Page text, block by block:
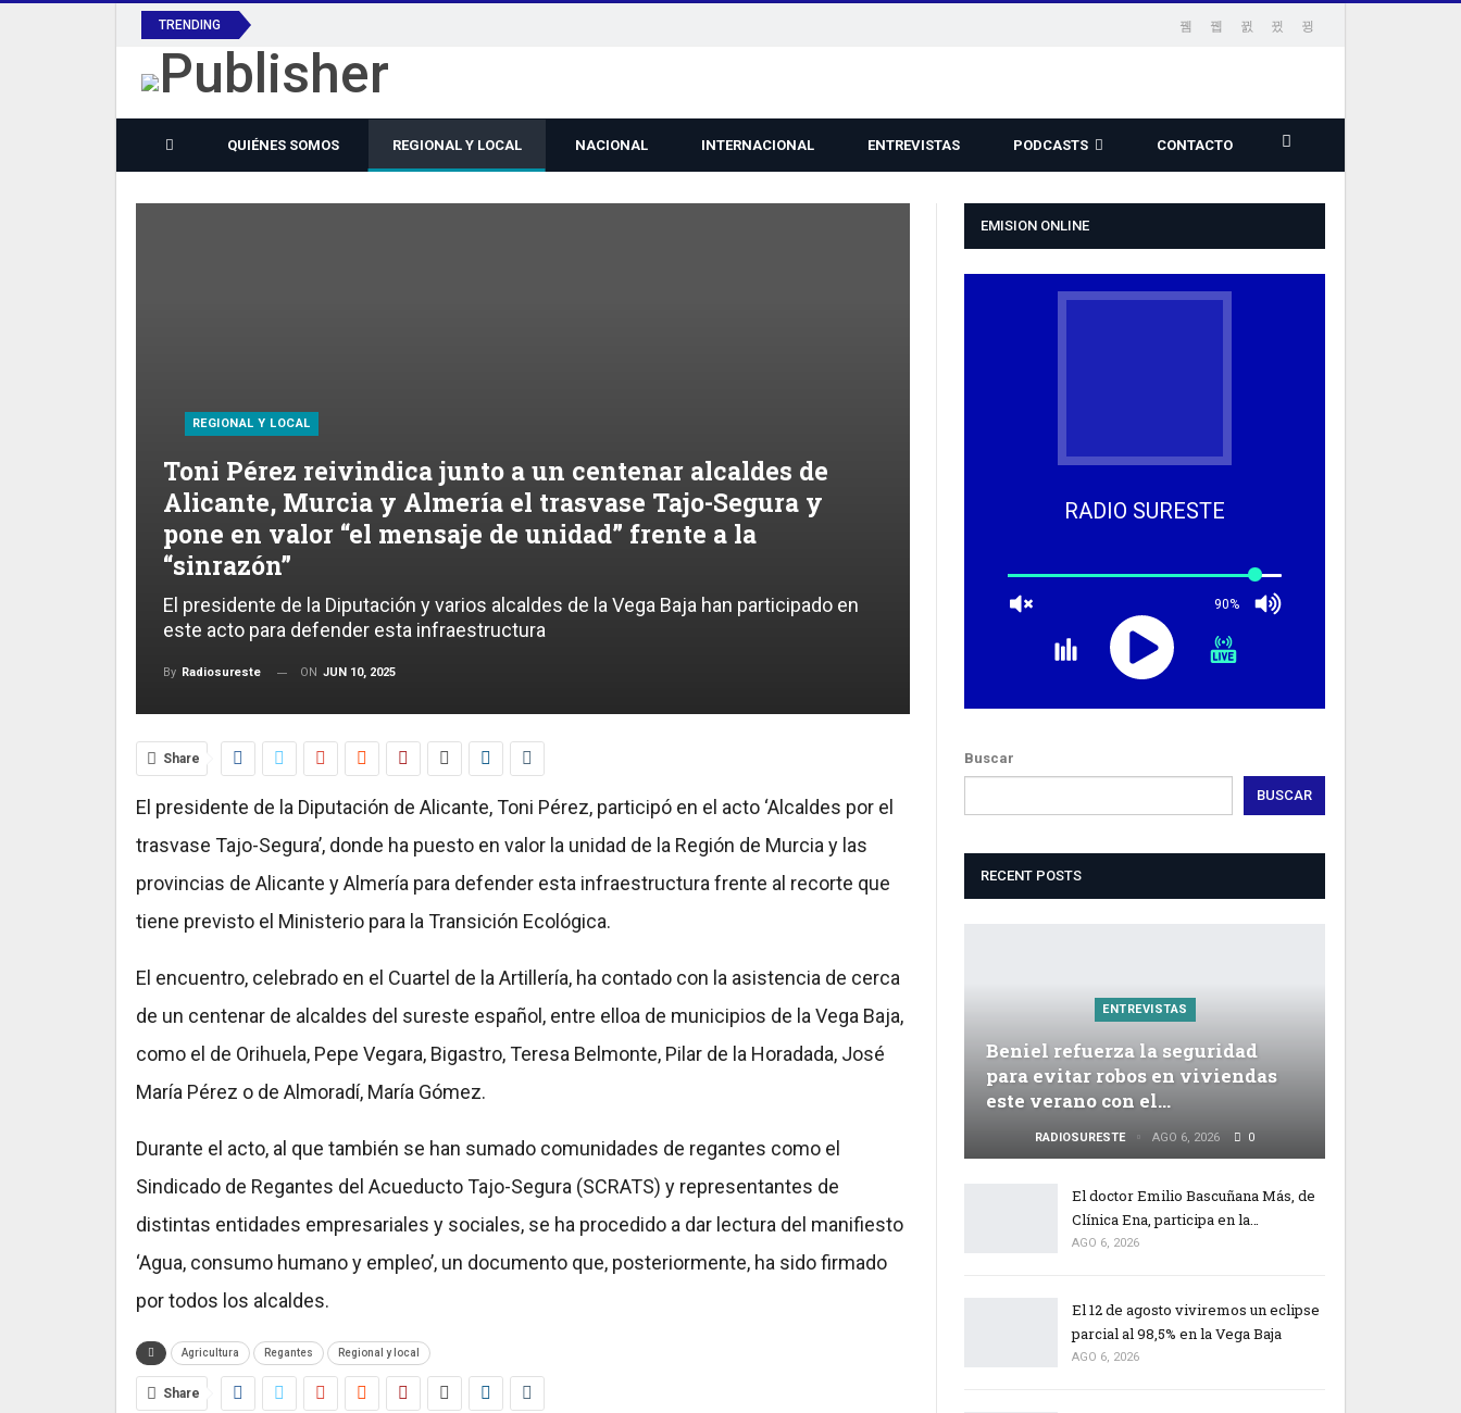
TRENDING
QUIÉNES SOMOS REGIONAL Y LOCAL NACIONAL INTERNACIONAL ENTREVISTAS PODCASTS CONTACTO
REGIONAL Y LOCAL
Toni Pérez reivindica junto a un centenar alcaldes de
Alicante, Murcia y Almería el trasvase Tajo-Segura y
pone en valor “el mensaje de unidad” frente a la
“sinrazón”
El presidente de la Diputación y varios alcaldes de la Vega Baja han participado en
este acto para defender esta infraestructura
By Radiosureste ON JUN 10, 2025
Share
El presidente de la Diputación de Alicante, Toni Pérez, participó en el acto ‘Alcaldes por el
trasvase Tajo-Segura’, donde ha puesto en valor la unidad de la Región de Murcia y las
provincias de Alicante y Almería para defender esta infraestructura frente al recorte que
tiene previsto el Ministerio para la Transición Ecológica.
El encuentro, celebrado en el Cuartel de la Artillería, ha contado con la asistencia de cerca
de un centenar de alcaldes del sureste español, entre elloa de municipios de la Vega Baja,
como el de Orihuela, Pepe Vegara, Bigastro, Teresa Belmonte, Pilar de la Horadada, José
María Pérez o de Almoradí, María Gómez.
Durante el acto, al que también se han sumado comunidades de regantes como el
Sindicado de Regantes del Acueducto Tajo-Segura (SCRATS) y representantes de
distintas entidades empresariales y sociales, se ha procedido a dar lectura del manifiesto
‘Agua, consumo humano y empleo’, un documento que, posteriormente, ha sido firmado
por todos los alcaldes.
Agricultura Regantes Regional y local
Share
EMISION ONLINE
RADIO SURESTE
90%
Buscar
BUSCAR
RECENT POSTS
ENTREVISTAS
Beniel refuerza la seguridad
para evitar robos en viviendas
este verano con el…
RADIOSURESTE AGO 6, 2026 0
El doctor Emilio Bascuñana Más, de
Clínica Ena, participa en la…
AGO 6, 2026
El 12 de agosto viviremos un eclipse
parcial al 98,5% en la Vega Baja
AGO 6, 2026